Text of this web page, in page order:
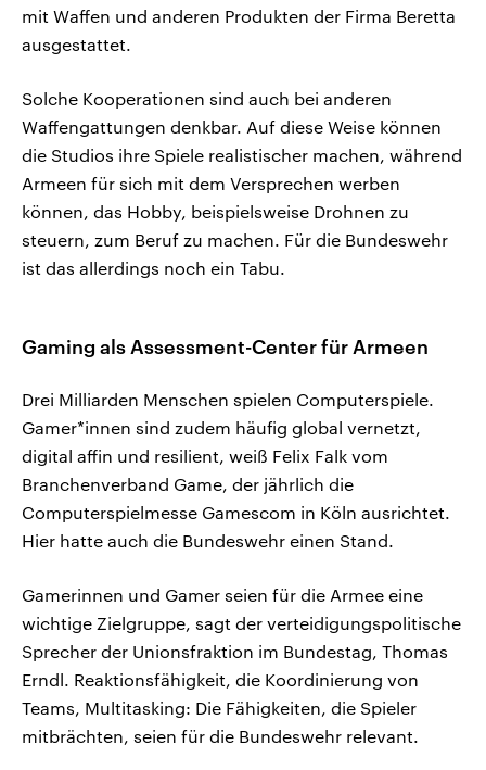
mit Waffen und anderen Produkten der Firma Beretta
ausgestattet.
Solche Kooperationen sind auch bei anderen
Waffengattungen denkbar. Auf diese Weise können
die Studios ihre Spiele realistischer machen, während
Armeen für sich mit dem Versprechen werben
können, das Hobby, beispielsweise Drohnen zu
steuern, zum Beruf zu machen. Für die Bundeswehr
ist das allerdings noch ein Tabu.
Gaming als Assessment-Center für Armeen
Drei Milliarden Menschen spielen Computerspiele.
Gamer*innen sind zudem häufig global vernetzt,
digital affin und resilient, weiß Felix Falk vom
Branchenverband Game, der jährlich die
Computerspielmesse Gamescom in Köln ausrichtet.
Hier hatte auch die Bundeswehr einen Stand.
Gamerinnen und Gamer seien für die Armee eine
wichtige Zielgruppe, sagt der verteidigungspolitische
Sprecher der Unionsfraktion im Bundestag, Thomas
Erndl. Reaktionsfähigkeit, die Koordinierung von
Teams, Multitasking: Die Fähigkeiten, die Spieler
mitbrächten, seien für die Bundeswehr relevant.